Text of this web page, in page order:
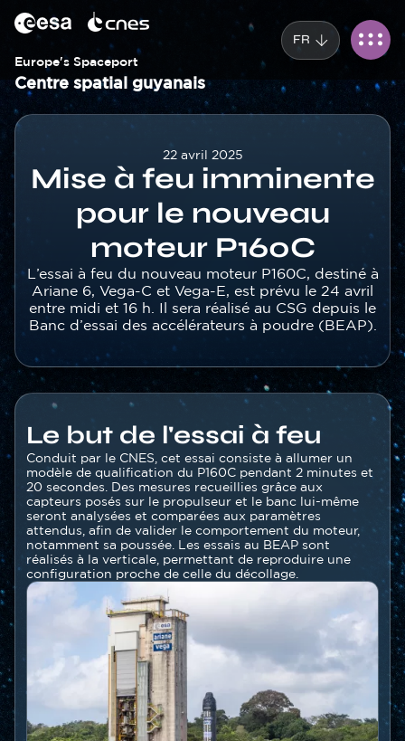
contenu
principal
Europe's Spaceport
Centre spatial guyanais
FR
Corps
22 avril 2025
Mise à feu imminente
pour le nouveau
moteur P160C
Texte
L’essai à feu du nouveau moteur P160C, destiné à
Ariane 6, Vega-C et Vega-E, est prévu le 24 avril
entre midi et 16 h. Il sera réalisé au CSG depuis le
Banc d’essai des accélérateurs à poudre (BEAP).
section
Le but de l'essai à feu
Texte
Conduit par le CNES, cet essai consiste à allumer un
modèle de qualification du P160C pendant 2 minutes et
20 secondes. Des mesures recueillies grâce aux
capteurs posés sur le propulseur et le banc lui-même
seront analysées et comparées aux paramètres
attendus, afin de valider le comportement du moteur,
notamment sa poussée. Les essais au BEAP sont
réalisés à la verticale, permettant de reproduire une
configuration proche de celle du décollage.
Image
Image